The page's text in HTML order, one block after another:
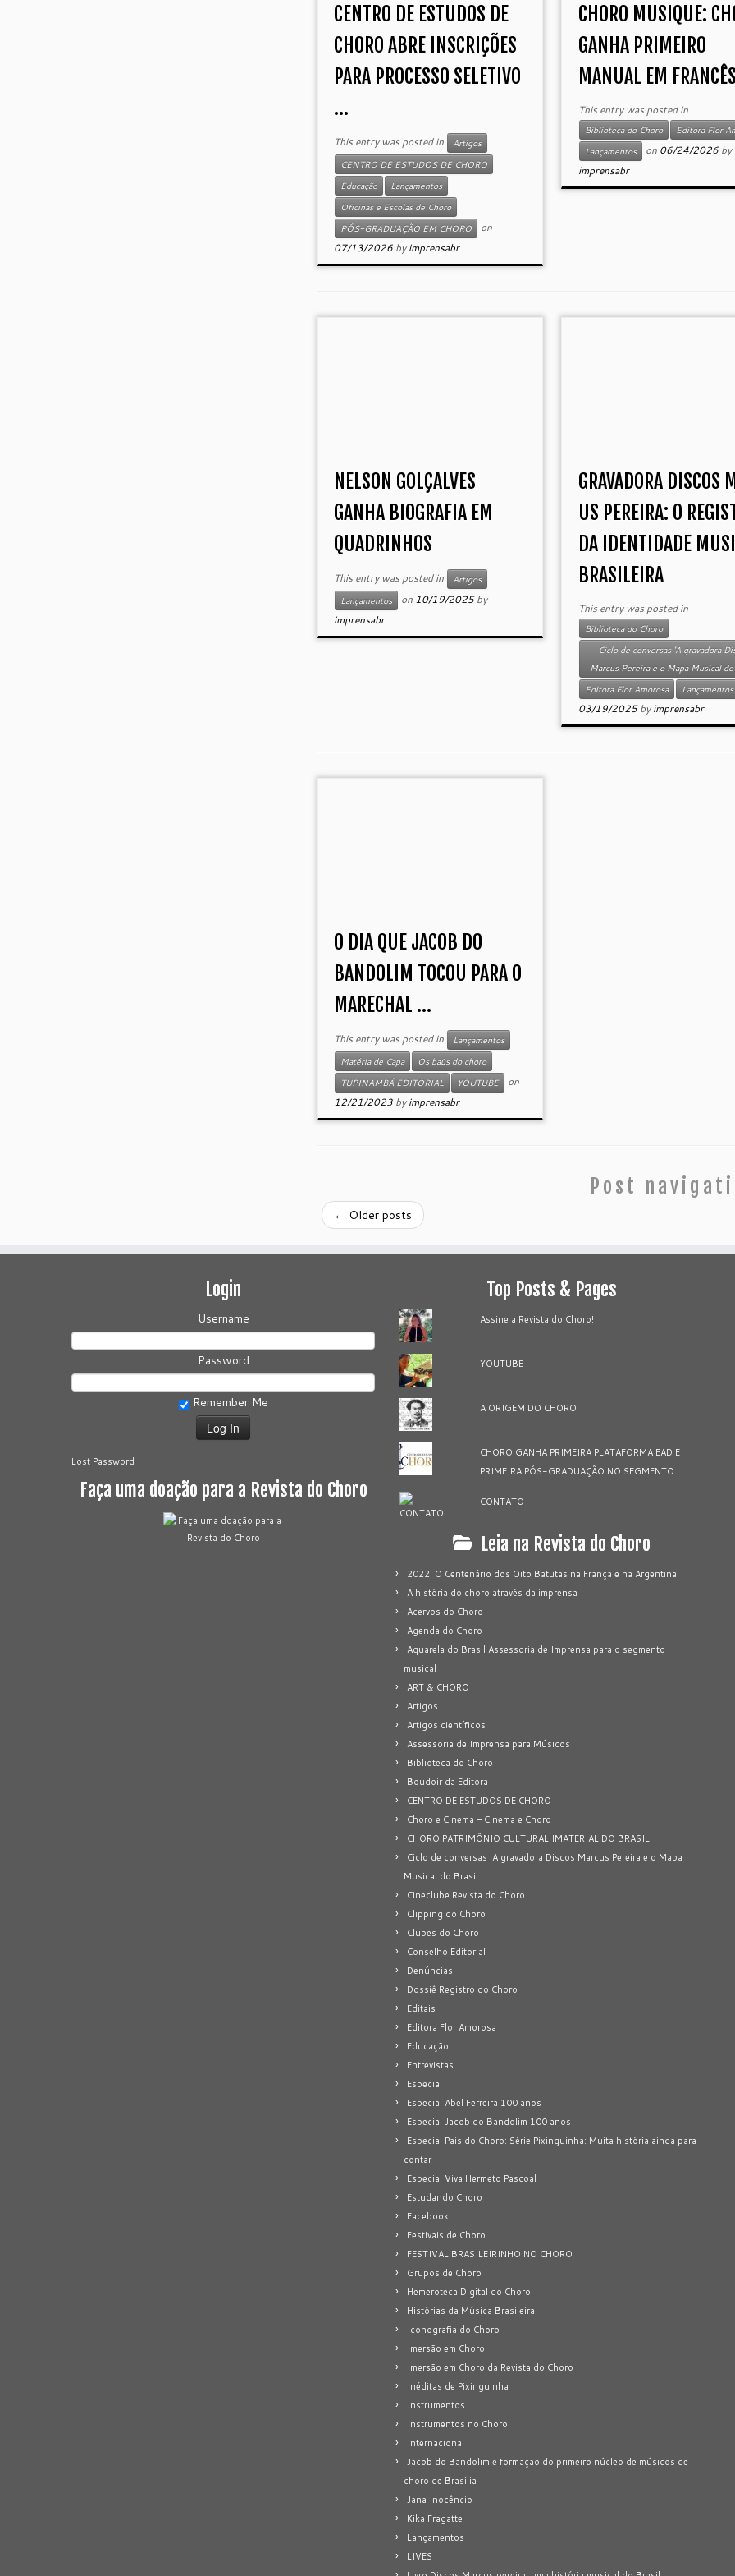
CENTRO DE ESTUDOS DE
CHORO ABRE INSCRIÇÕES
PARA PROCESSO SELETIVO
...
This entry was posted in
Artigos
CENTRO DE ESTUDOS DE CHORO
Educação
Lançamentos
Oficinas e Escolas de Choro
PÓS-GRADUAÇÃO EM CHORO
on
07/13/2026 byimprensabr
CHORO MUSIQUE:
GANHA PRIMEIRO
MANUAL EM
This entry was posted in
Biblioteca do Choro
Editora Flor
Lançamentos
on 06/24/2026 by
imprensabr
NELSON GOLÇALVES
GANHA BIOGRAFIA EM
QUADRINHOS
This entry was posted in
Artigos
Lançamentos
on 10/19/2025 by
imprensabr
GRAVADORA DISCOS
US PEREIRA: O
DA IDENTIDADE
BRASILEIRA
This entry was posted in
Biblioteca do Choro
Ciclo de conversas 'A gravadora
Marcus Pereira e o Mapa Musical
Editora Flor Amorosa
Lançamentos
03/19/2025 byimprensabr
O DIA QUE JACOB DO
BANDOLIM TOCOU PARA O
MARECHAL ...
This entry was posted in
Lançamentos
Matéria de Capa
Os baús do choro
TUPINAMBÁ EDITORIAL
YOUTUBE
on
12/21/2023 byimprensabr
Post
← Older posts
Login
Username
Password
Remember Me
Lost Password
Faça uma doação para a Revista do Choro
Top Posts & Pages
Assine a Revista do Choro!
YOUTUBE
A ORIGEM DO CHORO
CHORO GANHA PRIMEIRA PLATAFORMA EAD E
PRIMEIRA PÓS-GRADUAÇÃO NO SEGMENTO
CONTATO
Leia na Revista do Choro
2022: O Centenário dos Oito Batutas na França e na Argentina
A história do choro através da imprensa
Acervos do Choro
Agenda do Choro
Aquarela do Brasil Assessoria de Imprensa para o segmento
musical
ART & CHORO
Artigos
Artigos científicos
Assessoria de Imprensa para Músicos
Biblioteca do Choro
Boudoir da Editora
CENTRO DE ESTUDOS DE CHORO
Choro e Cinema – Cinema e Choro
CHORO PATRIMÔNIO CULTURAL IMATERIAL DO BRASIL
Ciclo de conversas 'A gravadora Discos Marcus Pereira e o Mapa
Musical do Brasil
Cineclube Revista do Choro
Clipping do Choro
Clubes do Choro
Conselho Editorial
Denúncias
Dossiê Registro do Choro
Editais
Editora Flor Amorosa
Educação
Entrevistas
Especial
Especial Abel Ferreira 100 anos
Especial Jacob do Bandolim 100 anos
Especial Pais do Choro: Série Pixinguinha: Muita história ainda para
contar
Especial Viva Hermeto Pascoal
Estudando Choro
Facebook
Festivais de Choro
FESTIVAL BRASILEIRINHO NO CHORO
Grupos de Choro
Hemeroteca Digital do Choro
Histórias da Música Brasileira
Iconografia do Choro
Imersão em Choro
Imersão em Choro da Revista do Choro
Inéditas de Pixinguinha
Instrumentos
Instrumentos no Choro
Internacional
Jacob do Bandolim e formação do primeiro núcleo de músicos de
choro de Brasília
Jana Inocêncio
Kika Fragatte
Lançamentos
LIVES